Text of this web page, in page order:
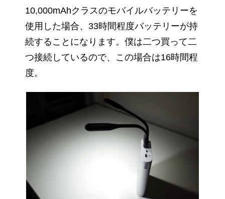
10,000mAhクラスのモバイルバッテリーを
使用した場合、33時間程度バッテリーが持
続することになります。僕は二つ買って二
つ接続しているので、この場合は16時間程
度。